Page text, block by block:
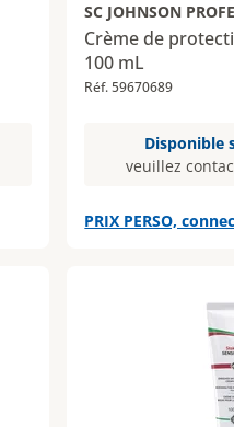
SC JOHNSON
Crème de
100 mL
Réf. 59670689
Disponible
veuillez
PRIX PERSO,